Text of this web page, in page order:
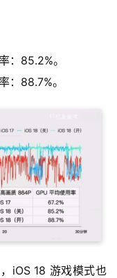
：85.2%。
：88.7%。
iOS 18 游戏模式也